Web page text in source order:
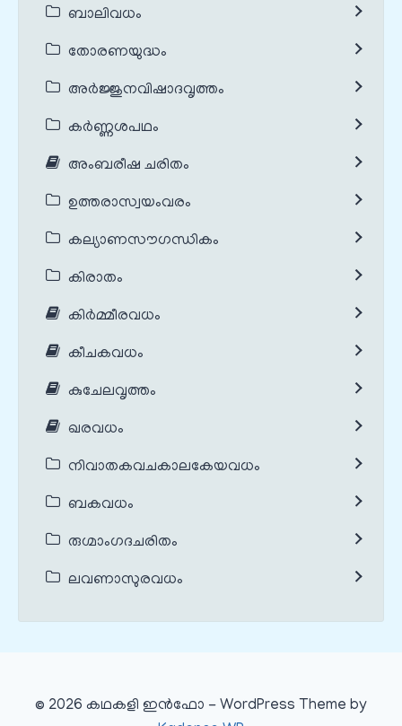
ബാലിവധം
തോരണയുദ്ധം
അർജ്ജുനവിഷാദവൃത്തം
കർണ്ണശപഥം
അംബരീഷ ചരിതം
ഉത്തരാസ്വയംവരം
കല്യാണസൗഗന്ധികം
കിരാതം
കിർമ്മീരവധം
കീചകവധം
കുചേലവൃത്തം
ഖരവധം
നിവാതകവചകാലകേയവധം
ബകവധം
രുഗ്മാംഗദചരിതം
ലവണാസുരവധം
© 2026 കഥകളി ഇൻഫോ - WordPress Theme by